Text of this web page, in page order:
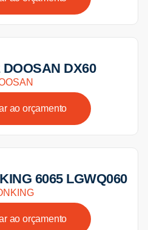
DX60
ao orçamento
6065 LGWQ060
ao orçamento